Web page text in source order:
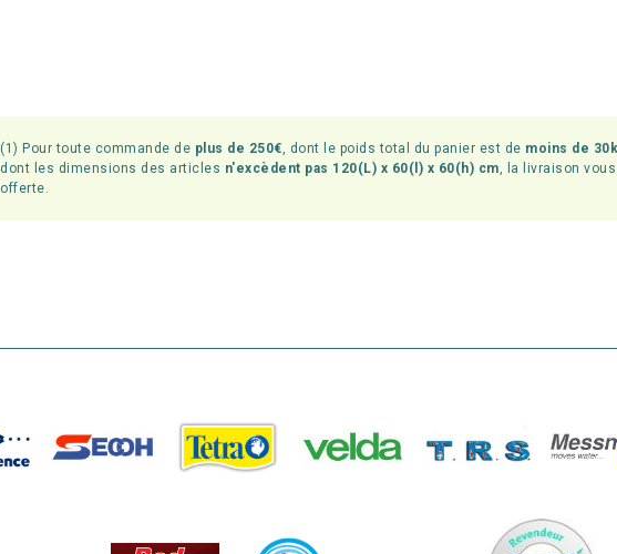
(1) Pour toute commande de plus de 250€, dont le poids total du panier est de moins de
dont les dimensions des articles n'excèdent pas 120(L) x 60(l) x 60(h) cm, la livraison
offerte.